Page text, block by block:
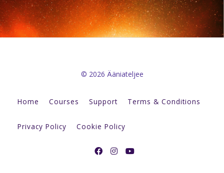
© 2026 Ääniateljee
Home Courses Support Terms & Conditions
Privacy Policy Cookie Policy